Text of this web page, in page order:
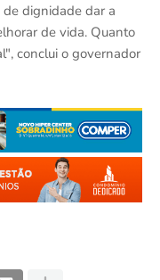
de dignidade dar a
de vida. Quanto
conclui o governador